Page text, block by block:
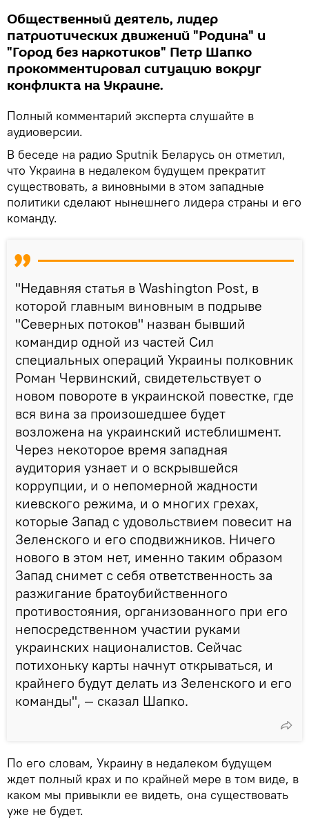
Общественный деятель, лидер
патриотических движений "Родина" и
"Город без наркотиков" Петр Шапко
прокомментировал ситуацию вокруг
конфликта на Украине.
Полный комментарий эксперта слушайте в
аудиоверсии.
В беседе на радио Sputnik Беларусь он отметил,
что Украина в недалеком будущем прекратит
существовать, а виновными в этом западные
политики сделают нынешнего лидера страны и его
команду.
"Недавняя статья в Washington Post, в
которой главным виновным в подрыве
"Северных потоков" назван бывший
командир одной из частей Сил
специальных операций Украины полковник
Роман Червинский, свидетельствует о
новом повороте в украинской повестке, где
вся вина за произошедшее будет
возложена на украинский истеблишмент.
Через некоторое время западная
аудитория узнает и о вскрывшейся
коррупции, и о непомерной жадности
киевского режима, и о многих грехах,
которые Запад с удовольствием повесит на
Зеленского и его сподвижников. Ничего
нового в этом нет, именно таким образом
Запад снимет с себя ответственность за
разжигание братоубийственного
противостояния, организованного при его
непосредственном участии руками
украинских националистов. Сейчас
потихоньку карты начнут открываться, и
крайнего будут делать из Зеленского и его
команды", — сказал Шапко.
По его словам, Украину в недалеком будущем
ждет полный крах и по крайней мере в том виде, в
каком мы привыкли ее видеть, она существовать
уже не будет.